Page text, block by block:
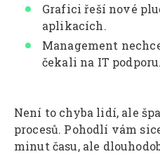
Grafici řeší nové
aplikacích.
Management
čekali na IT podporu.
Není to chyba lidí, ale
procesů. Pohodlí vám
minut času, ale